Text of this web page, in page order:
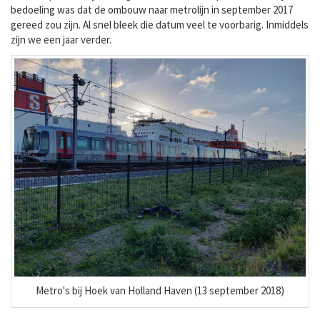
bedoeling was dat de ombouw naar metrolijn in september 2017
gereed zou zijn. Al snel bleek die datum veel te voorbarig. Inmiddels
zijn we een jaar verder.
Metro's bij Hoek van Holland Haven (13 september 2018)